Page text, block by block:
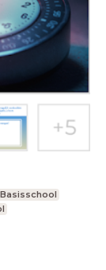
Basisschool